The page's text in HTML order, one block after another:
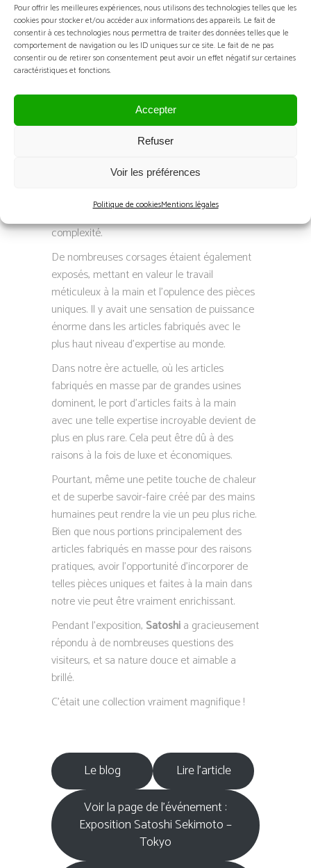
Pour offrir les meilleures expériences, nous utilisons des technologies telles que les
cookies pour stocker et/ou accéder aux informations des appareils. Le fait de
consentir à ces technologies nous permettra de traiter des données telles que le
comportement de navigation ou les ID uniques sur ce site. Le fait de ne pas
consentir ou de retirer son consentement peut avoir un effet négatif sur certaines
caractéristiques et fonctions.
Accepter
Refuser
Voir les préférences
Politique de cookiesMentions légales
La broderie à l’aiguille de ruban, réalisée en
cousant par l’arrière pour rendre l’autre côté
visible à travers un tissu translucide, est déjà
difficile. Le faire sur du satin ajoute une autre
et tactile de cet artisanat a mis en valeur les
compétences extraordinaires deSatoshi.
Les paillettes noires, avec leurs tailles et
expressions variées, semblaient flotter
Satoshi a expliqué qu’elles étaient
cousues après avoir été appliquées sur un
complexité.
De nombreuses corsages étaient également
exposés, mettant en valeur le travail
méticuleux à la main et l’opulence des pièces
uniques. Il y avait une sensation de puissance
énorme dans les articles fabriqués avec le
plus haut niveau d’expertise au monde.
Dans notre ère actuelle, où les articles
fabriqués en masse par de grandes usines
dominent, le port d’articles faits à la main
avec une telle expertise incroyable devient de
plus en plus rare. Cela peut être dû à des
raisons à la fois de luxe et économiques.
Pourtant, même une petite touche de chaleur
et de superbe savoir-faire créé par des mains
humaines peut rendre la vie un peu plus riche.
Bien que nous portions principalement des
articles fabriqués en masse pour des raisons
pratiques, avoir l’opportunité d’incorporer de
telles pièces uniques et faites à la main dans
notre vie peut être vraiment enrichissant.
Pendant l’exposition, Satoshia gracieusement
répondu à de nombreuses questions des
visiteurs, et sa nature douce et aimable a
brillé.
C’était une collection vraiment magnifique !
Le blog
Lire l’article
Voir la page de l’événement :
Exposition Satoshi Sekimoto –
Tokyo